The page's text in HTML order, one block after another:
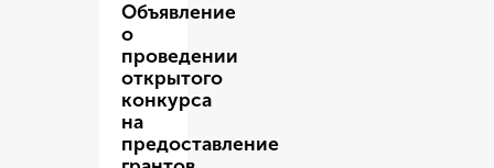
Объявление
о
проведении
открытого
конкурса
на
предоставление